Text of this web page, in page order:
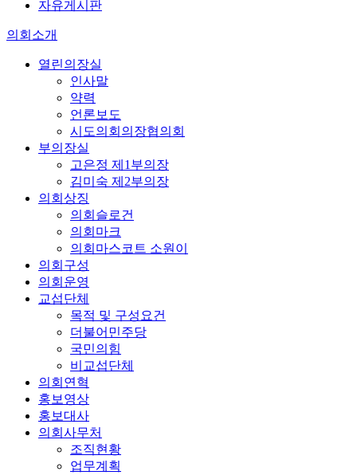
자유게시판
의회소개
열린의장실
인사말
약력
언론보도
시도의회의장협의회
부의장실
고은정 제1부의장
김미숙 제2부의장
의회상징
의회슬로건
의회마크
의회마스코트 소원이
의회구성
의회운영
교섭단체
목적 및 구성요건
더불어민주당
국민의힘
비교섭단체
의회연혁
홍보영상
홍보대사
의회사무처
조직현황
업무계획